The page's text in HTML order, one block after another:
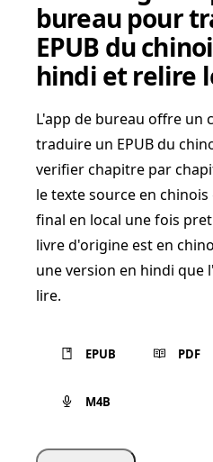
bureau pour
EPUB du
hindi et relire
L'app de bureau offre un
traduire un EPUB du
verifier chapitre par
le texte source en
final en local une fois
livre d'origine est en
une version en hindi que
lire.
EPUB PDF
M4B